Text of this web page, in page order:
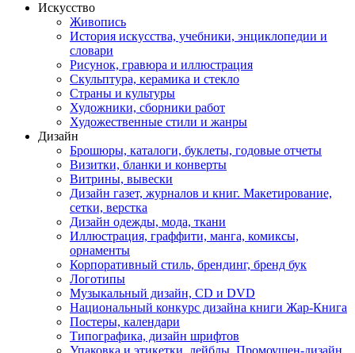
Искусство
Живопись
История искусства, учебники, энциклопедии и
словари
Рисунок, гравюра и иллюстрация
Скульптура, керамика и стекло
Страны и культуры
Художники, сборники работ
Художественные стили и жанры
Дизайн
Брошюры, каталоги, буклеты, годовые отчеты
Визитки, бланки и конверты
Витрины, вывески
Дизайн газет, журналов и книг. Макетирование,
сетки, верстка
Дизайн одежды, мода, ткани
Иллюстрация, граффити, манга, комиксы,
орнаменты
Корпоративный стиль, брендинг, бренд бук
Логотипы
Музыкальный дизайн, СD и DVD
Национальный конкурс дизайна книги Жар-Книга
Постеры, календари
Типографика, дизайн шрифтов